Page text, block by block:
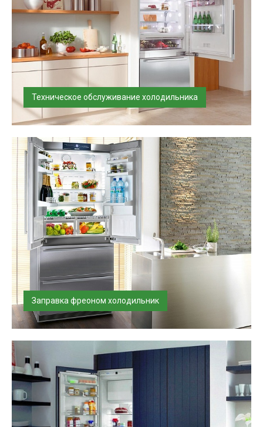
Техническое обслуживание холодильника
Произведем техническое обслуживание холодильного
Заправка фреоном холодильник
Произведем заправку фреоном холодильников разных